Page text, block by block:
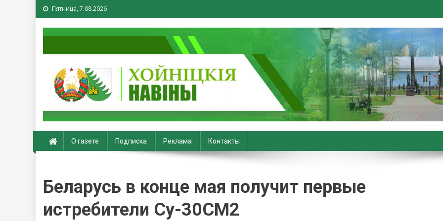
Пятница, 7.08.2026
Хойники. Хойнiцкiя навiны. Новости Хойник.
О газете Подписка Реклама Контакты
Беларусь в конце мая получит первые
истребители Су-30СМ2